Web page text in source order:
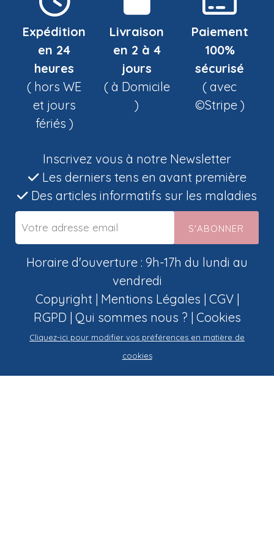
Expédition
en 24
heures
( hors WE
et jours
fériés )
Livraison
en 2 à 4
jours
( à Domicile
)
Paiement
100%
sécurisé
( avec
©Stripe )
Inscrivez vous à notre Newsletter
Les derniers tens en avant première
Des articles informatifs sur les maladies
S'ABONNER
Horaire d'ouverture : 9h-17h du lundi au
vendredi
Copyright | Mentions Légales CGV|
RGPD Qui sommes nous ? Cookies
Cliquez-ici pour modifier vos préférences en matière de
cookies